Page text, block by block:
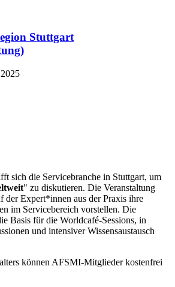
Stuttgart
sich die Servicebranche in Stuttgart, um
" zu diskutieren. Die Veranstaltung
der Expert*innen aus der Praxis ihre
im Servicebereich vorstellen. Die
Basis für die Worldcafé-Sessions, in
und intensiver Wissensaustausch
können AFSMI-Mitglieder kostenfrei